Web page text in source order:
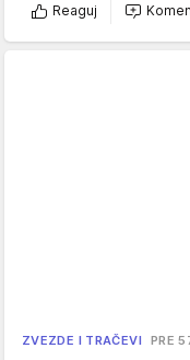
Reaguj
ZVEZDE I TRAČEVI PRE